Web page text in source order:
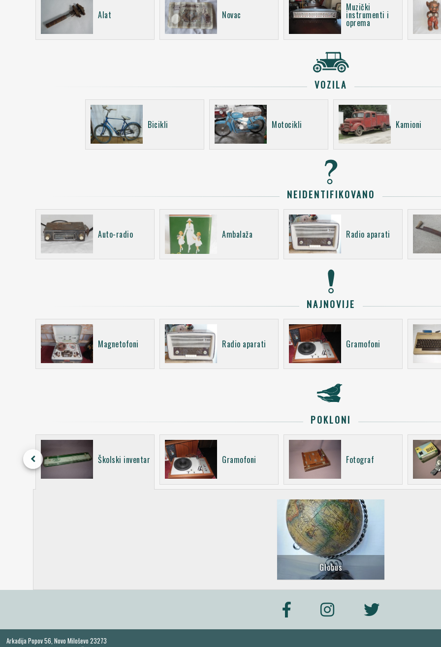
Alat Novac
Muzički
instrumenti i
oprema
VOZILA
Bicikli Motocikli Kamioni
NEIDENTIFIKOVANO
Auto-radio Ambalaža Radio aparati
NAJNOVIJE
Magnetofoni Radio aparati Gramofoni
POKLONI
keyboard_arrow_left Školski inventar Gramofoni Fotograf
Globus
Arkadija Popov 56, Novo Miloševo 23273